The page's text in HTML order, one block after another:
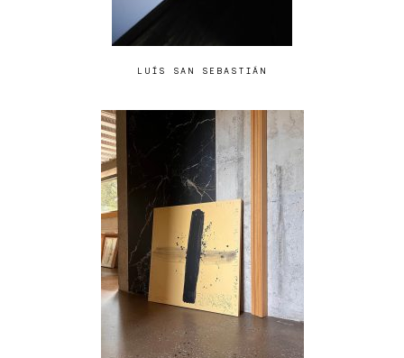
LUÍS SAN SEBASTIÁN